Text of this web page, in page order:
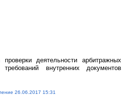
деятельности арбитражных
внутренних документов
26.06.2017 15:31